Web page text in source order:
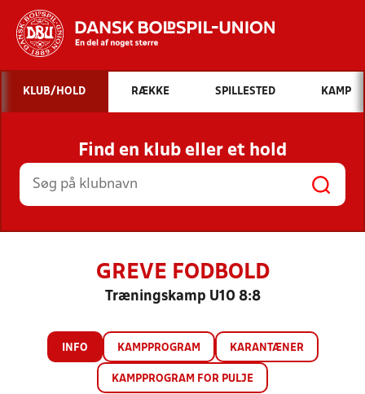
Hvad vil du søge efter?
INDHOLD OG NYHEDER
STILLINGER, RESULTATER, KLUBBER OG
HOLD
KLUB/HOLD RÆKKE SPILLESTED KAMP
Find en klub eller et hold
GREVE FODBOLD
Træningskamp U10 8:8
INFO KAMPPROGRAM KARANTÆNER
KAMPPROGRAM FOR PULJE